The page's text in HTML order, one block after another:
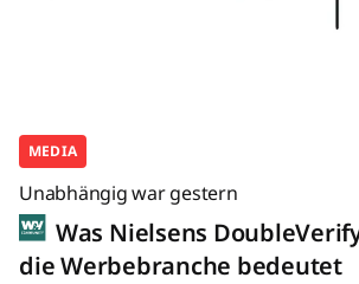
MEDIA
Unabhängig war gestern
Was Nielsens
die Werbebranche bedeutet